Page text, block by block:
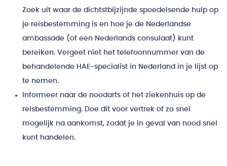
Zoek uit waar de dichtstbijzijnde spoedeisende hulp op
je reisbestemming is en hoe je de Nederlandse
ambassade (of een Nederlands consulaat) kunt
bereiken. Vergeet niet het telefoonnummer van de
behandelende HAE-specialist in Nederland in je lijst op
te nemen.
Informeer naar de noodarts of het ziekenhuis op de
reisbestemming. Doe dit voor vertrek of zo snel
mogelijk na aankomst, zodat je in geval van nood snel
kunt handelen.